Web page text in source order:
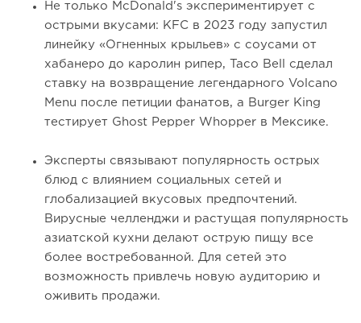
Не только McDonald's экспериментирует с
острыми вкусами: KFC в 2023 году запустил
линейку «Огненных крыльев» с соусами от
хабанеро до каролин рипер, Taco Bell сделал
ставку на возвращение легендарного Volcano
Menu после петиции фанатов, а Burger King
тестирует Ghost Pepper Whopper в Мексике.
Эксперты связывают популярность острых
блюд с влиянием социальных сетей и
глобализацией вкусовых предпочтений.
Вирусные челленджи и растущая популярность
азиатской кухни делают острую пищу все
более востребованной. Для сетей это
возможность привлечь новую аудиторию и
оживить продажи.